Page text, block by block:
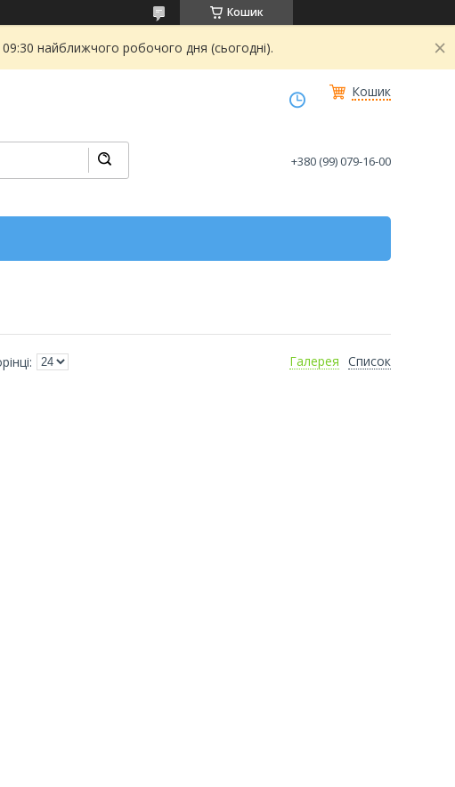
Кошик
найближчого робочого дня (сьогодні).
Кошик
+380 (99) 079-16-00
Галерея Список